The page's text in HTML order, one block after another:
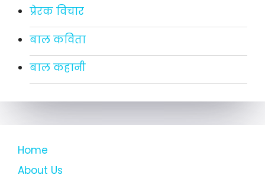
प्रेरक विचार
बाल कविता
बाल कहानी
Home
About Us